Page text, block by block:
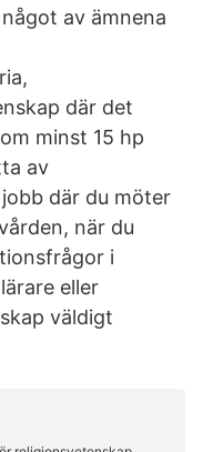
av ämnena
där det
minst 15 hp
av
där du möter
när du
i
eller
väldigt